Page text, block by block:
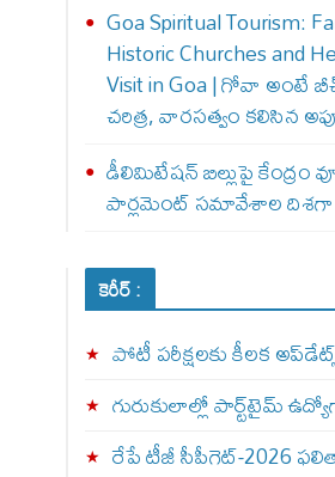
Goa Spiritual Tourism:
Historic Churches and
Visit in Goa | గోవా అంటే
చరిత్ర, వారసత్వం కలిసిన
డీలిమిటేషన్ బిల్లుపై కేంద్రం
పార్లమెంట్ సమావేశాల దిశగా
కెరీర్ :
పోటీ పరీక్షలకు కీలక
గురుకులాల్లో పార్ట్‌టైమ్
రేపే టీజీ సీపీగెట్‌-2026